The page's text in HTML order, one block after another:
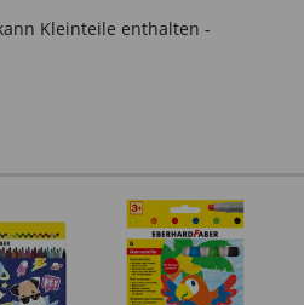
Kleinteile enthalten -